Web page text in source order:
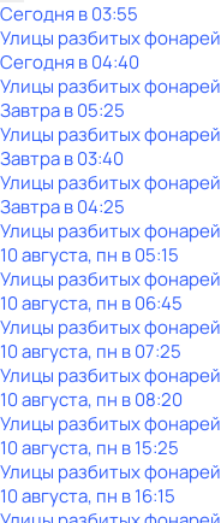
Сегодня в 03:55
Улицы разбитых фонарей
Сегодня в 04:40
Улицы разбитых фонарей
Завтра в 05:25
Улицы разбитых фонарей
Завтра в 03:40
Улицы разбитых фонарей
Завтра в 04:25
Улицы разбитых фонарей
10 августа, пн в 05:15
Улицы разбитых фонарей
10 августа, пн в 06:45
Улицы разбитых фонарей
10 августа, пн в 07:25
Улицы разбитых фонарей
10 августа, пн в 08:20
Улицы разбитых фонарей
10 августа, пн в 15:25
Улицы разбитых фонарей
10 августа, пн в 16:15